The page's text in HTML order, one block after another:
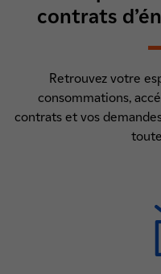
contrats
Retrouvez votre
consommations,
contrats et vos